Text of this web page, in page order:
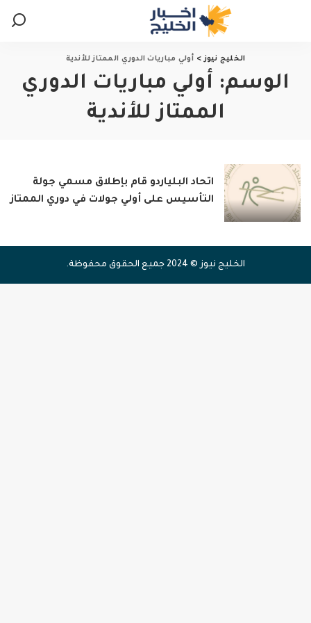
الخليج نيوز> أولي مباريات الدوري الممتاز للأندية
الوسم: أولي مباريات الدوري
الممتاز للأندية
اتحاد البلياردو قام بإطلاق مسمي جولة
التأسيس على أولي جولات في دوري الممتاز
الخليج نيوز © 2024 جميع الحقوق محفوظة.